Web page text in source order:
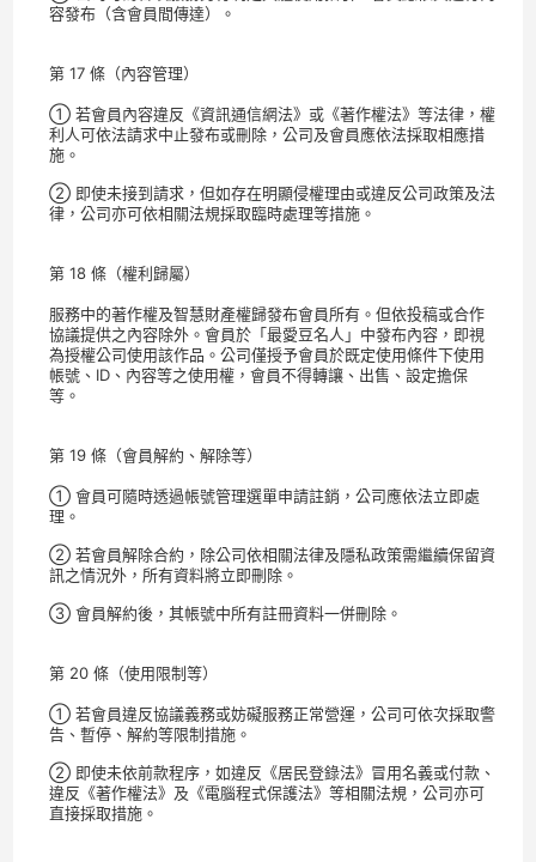
容發布（含會員間傳達）。
第 17 條（內容管理）
① 若會員內容違反《資訊通信網法》或《著作權法》等法律，權
利人可依法請求中止發布或刪除，公司及會員應依法採取相應措
施。
② 即使未接到請求，但如存在明顯侵權理由或違反公司政策及法
律，公司亦可依相關法規採取臨時處理等措施。
第 18 條（權利歸屬）
服務中的著作權及智慧財產權歸發布會員所有。但依投稿或合作
協議提供之內容除外。會員於「最愛豆名人」中發布內容，即視
為授權公司使用該作品。公司僅授予會員於既定使用條件下使用
帳號、ID、內容等之使用權，會員不得轉讓、出售、設定擔保
等。
第 19 條（會員解約、解除等）
① 會員可隨時透過帳號管理選單申請註銷，公司應依法立即處
理。
② 若會員解除合約，除公司依相關法律及隱私政策需繼續保留資
訊之情況外，所有資料將立即刪除。
③ 會員解約後，其帳號中所有註冊資料一併刪除。
第 20 條（使用限制等）
① 若會員違反協議義務或妨礙服務正常營運，公司可依次採取警
告、暫停、解約等限制措施。
② 即使未依前款程序，如違反《居民登錄法》冒用名義或付款、
違反《著作權法》及《電腦程式保護法》等相關法規，公司亦可
直接採取措施。